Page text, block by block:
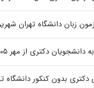
زبان دانشگاه تهران شهریور
دکتری از مهر ۱۴۰۵
دکتری بدون کنکور دانشگاه